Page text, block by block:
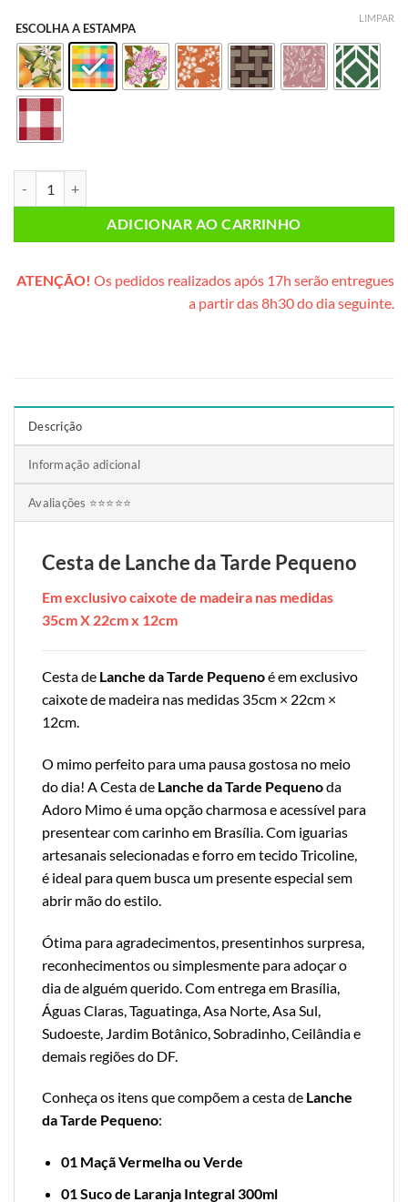
de cliente
ESCOLHA A ESTAMPA
LIMPAR
ADICIONAR AO CARRINHO
ATENÇÃO! Os pedidos realizados após 17h serão entregues
a partir das 8h30 do dia seguinte.
Descrição
Informação adicional
Avaliações ⭐⭐⭐⭐⭐
Cesta de Lanche da Tarde Pequeno
Em exclusivo caixote de madeira nas medidas
35cm X 22cm x 12cm
Cesta de Lanche da Tarde Pequenoé em exclusivo
caixote de madeira nas medidas 35cm × 22cm ×
12cm.
O mimo perfeito para uma pausa gostosa no meio
do dia! A Cesta de Lanche da Tarde Pequenoda
Adoro Mimo é uma opção charmosa e acessível para
presentear com carinho em Brasília. Com iguarias
artesanais selecionadas e forro em tecido Tricoline,
é ideal para quem busca um presente especial sem
abrir mão do estilo.
Ótima para agradecimentos, presentinhos surpresa,
reconhecimentos ou simplesmente para adoçar o
dia de alguém querido. Com entrega em Brasília,
Águas Claras, Taguatinga, Asa Norte, Asa Sul,
Sudoeste, Jardim Botânico, Sobradinho, Ceilândia e
demais regiões do DF.
Conheça os itens que compõem a cesta de Lanche
da Tarde Pequeno:
01 Maçã Vermelha ou Verde
01 Suco de Laranja Integral 300ml